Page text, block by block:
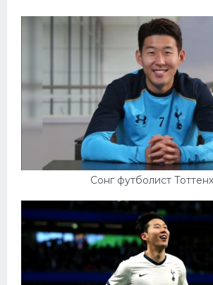
Сонг футболист